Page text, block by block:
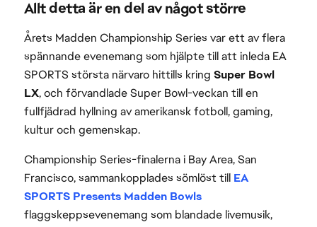
Allt detta är en del av något större
Årets Madden Championship Series var ett av flera
spännande evenemang som hjälpte till att inleda EA
SPORTS största närvaro hittills kring Super Bowl
LX, och förvandlade Super Bowl-veckan till en
fullfjädrad hyllning av amerikansk fotboll, gaming,
kultur och gemenskap.
Championship Series-finalerna i Bay Area, San
Francisco, sammankopplades sömlöst till EA
SPORTS Presents Madden Bowls
flaggskeppsevenemang som blandade livemusik,